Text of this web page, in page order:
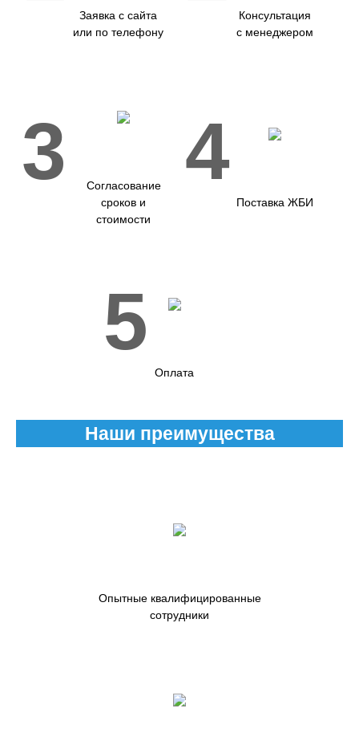
Заявка с сайта
или по телефону
Консультация
с менеджером
3
Согласование
сроков и
стоимости
4
Поставка ЖБИ
5
Оплата
Наши преимущества
Опытные квалифицированные
сотрудники